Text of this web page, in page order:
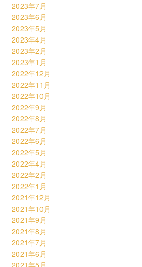
2023年7月
2023年6月
2023年5月
2023年4月
2023年2月
2023年1月
2022年12月
2022年11月
2022年10月
2022年9月
2022年8月
2022年7月
2022年6月
2022年5月
2022年4月
2022年2月
2022年1月
2021年12月
2021年10月
2021年9月
2021年8月
2021年7月
2021年6月
2021年5月